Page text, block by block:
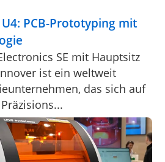
PCB-Prototyping mit
SE mit Hauptsitz
ist ein weltweit
das sich auf